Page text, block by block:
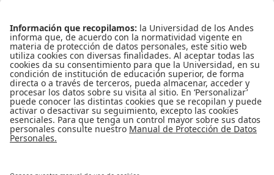
Conecta-TE | Centro de Innovación en Tecnología y Educación
Edificio Pedro Navas, 1er piso
Teléfono: 3394949
Extensión: 3930
Copyright © 2016
Todos los derechos reservados
Contáctenos:conectate@uniandes.edu.co